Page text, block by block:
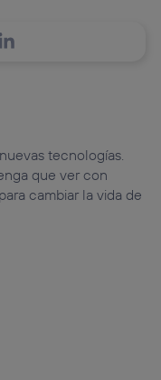
tecnologías.
que ver con
cambiar la vida de